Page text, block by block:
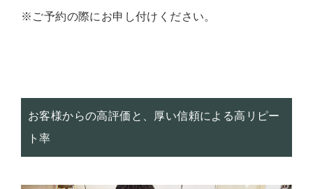
※ご予約の際にお申し付けください。
お客様からの高評価と、厚い信頼による高リピー
ト率